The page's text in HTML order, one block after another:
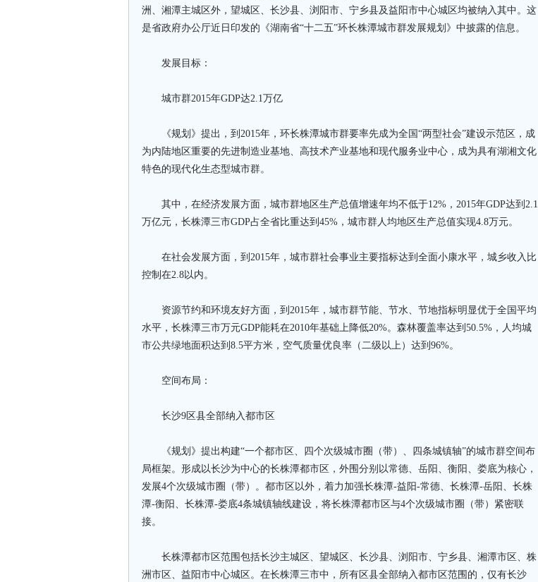
洲、湘潭主城区外，望城区、长沙县、浏阳市、宁乡县及益阳市中心城区均被纳入其中。这
是省政府办公厅近日印发的《湖南省“十二五”环长株潭城市群发展规划》中披露的信息。
发展目标：
城市群2015年GDP达2.1万亿
《规划》提出，到2015年，环长株潭城市群要率先成为全国“两型社会”建设示范区，成
为内陆地区重要的先进制造业基地、高技术产业基地和现代服务业中心，成为具有湖湘文化
特色的现代化生态型城市群。
其中，在经济发展方面，城市群地区生产总值增速年均不低于12%，2015年GDP达到2.1
万亿元，长株潭三市GDP占全省比重达到45%，城市群人均地区生产总值实现4.8万元。
在社会发展方面，到2015年，城市群社会事业主要指标达到全面小康水平，城乡收入比
控制在2.8以内。
资源节约和环境友好方面，到2015年，城市群节能、节水、节地指标明显优于全国平均
水平，长株潭三市万元GDP能耗在2010年基础上降低20%。森林覆盖率达到50.5%，人均城
市公共绿地面积达到8.5平方米，空气质量优良率（二级以上）达到96%。
空间布局：
长沙9区县全部纳入都市区
《规划》提出构建“一个都市区、四个次级城市圈（带）、四条城镇轴”的城市群空间布
局框架。形成以长沙为中心的长株潭都市区，外围分别以常德、岳阳、衡阳、娄底为核心，
发展4个次级城市圈（带）。都市区以外，着力加强长株潭-益阳-常德、长株潭-岳阳、长株
潭-衡阳、长株潭-娄底4条城镇轴线建设，将长株潭都市区与4个次级城市圈（带）紧密联
接。
长株潭都市区范围包括长沙主城区、望城区、长沙县、浏阳市、宁乡县、湘潭市区、株
洲市区、益阳市中心城区。在长株潭三市中，所有区县全部纳入都市区范围的，仅有长沙